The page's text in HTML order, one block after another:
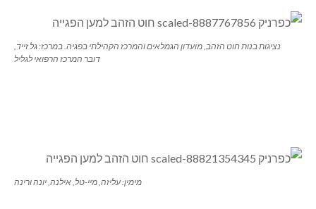
בנות “חוט הזהב” של מועדון הזהב – רינה בשן גור הרכזת
ואילנה שוחט האורגת, נציגי ועד מועדון הזהב יונה קליגווסר
ועליזה כ”ץ ומנהלת המרכז הקהילתי מי טל דרורי גנגרינוביץ